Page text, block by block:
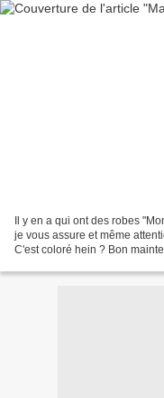
Il y en a qui ont des robes
je vous assure et même
C'est coloré hein ? Bon